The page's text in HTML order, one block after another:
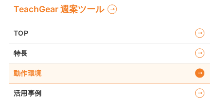
TeachGear 週案ツール
TOP
特長
動作環境
活用事例